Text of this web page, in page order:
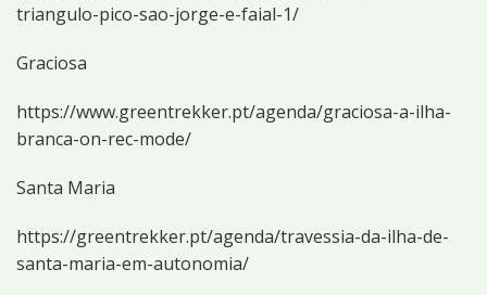
triangulo-pico-sao-jorge-e-faial-1/
Graciosa
https://www.greentrekker.pt/agenda/graciosa-a-ilha-
branca-on-rec-mode/
Santa Maria
https://greentrekker.pt/agenda/travessia-da-ilha-de-
santa-maria-em-autonomia/